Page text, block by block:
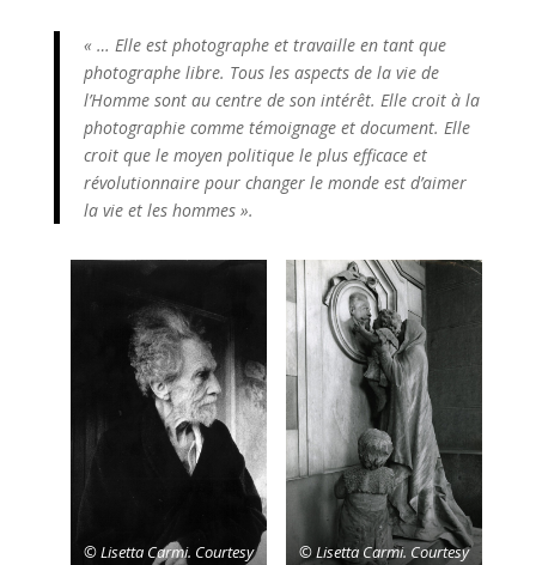
« … Elle est photographe et travaille en tant que
photographe libre. Tous les aspects de la vie de
l’Homme sont au centre de son intérêt. Elle croit à la
photographie comme témoignage et document. Elle
croit que le moyen politique le plus efficace et
révolutionnaire pour changer le monde est d’aimer
la vie et les hommes ».
© Lisetta Carmi. Courtesy
© Lisetta Carmi. Courtesy